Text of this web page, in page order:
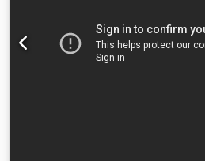
testere sa elektronskim nadzorom
podešavanje visine ramena
podešavanje pomičnog rukavca za